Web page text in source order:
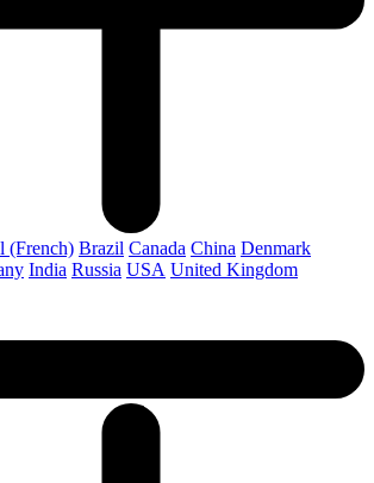
(French) Brazil Canada China Denmark
India Russia USA United Kingdom